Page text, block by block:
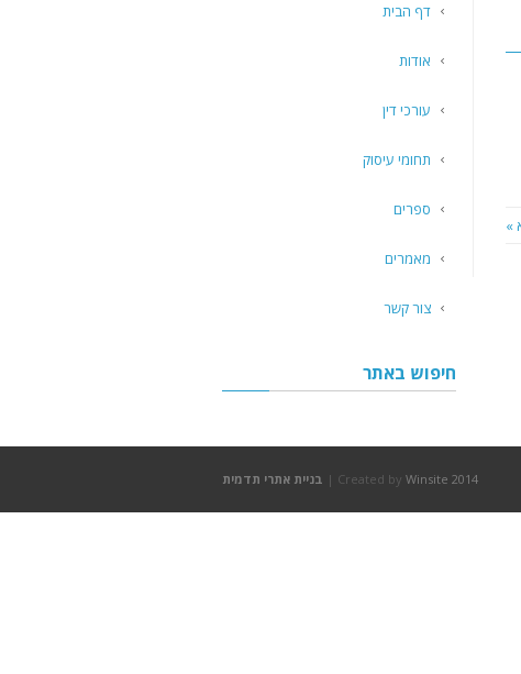
»
דף הבית
אודות
עורכי דין
תחומי עיסוק
ספרים
מאמרים
צור קשר
חיפוש באתר
Created by Winsite 2014
| בניית אתרי תדמית